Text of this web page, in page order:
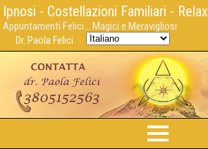
Ipnosi - Costellazioni Familiari - Relax
Appuntamenti Felici... Magici e Meravigliosi
Dr. Paola Felici